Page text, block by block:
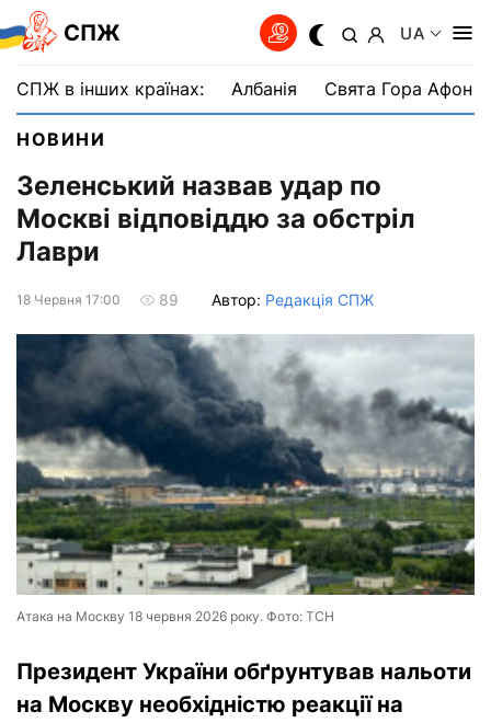
СПЖ UA
СПЖ в інших країнах: Албанія Свята Гора Афон
НОВИНИ
Зеленський назвав удар по
Москві відповіддю за обстріл
Лаври
18 Червня 17:00 89 Автор: Редакція СПЖ
Атака на Москву 18 червня 2026 року. Фото: ТСН
Президент України обґрунтував нальоти
на Москву необхідністю реакції на